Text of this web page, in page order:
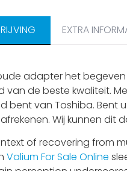
EXTRA
adapter het
van de beste kwaliteit.
bent van Toshiba. Bent
Wij kunnen dit
of recovering from
Valium For Sale Online